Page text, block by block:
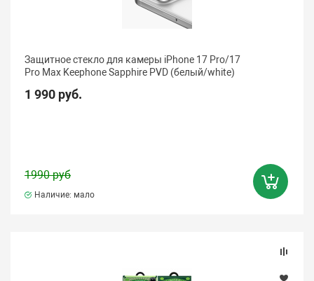
Защитное стекло для камеры iPhone 17 Pro/17
Pro Max Keephone Sapphire PVD (белый/white)
1 990 руб.
1990 руб
Наличие: мало